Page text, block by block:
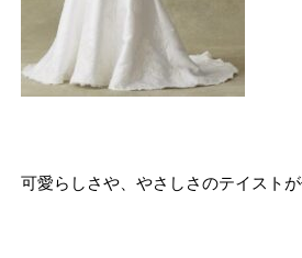
可愛らしさや、やさしさのテイスト